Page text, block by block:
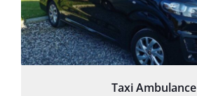
Taxi Ambulance